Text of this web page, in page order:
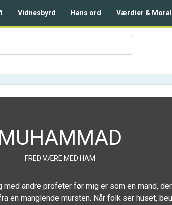
Vidnesbyrd Hans ord Værdier & Moral
MUHAMMAD
FRED VÆRE MED HAM
med andre profeter før mig er som en mand,
en manglende mursten. Når folk ser huset,